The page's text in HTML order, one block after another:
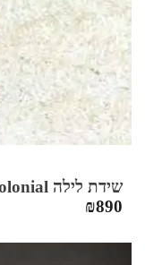
שידת לילה Colonial
₪890